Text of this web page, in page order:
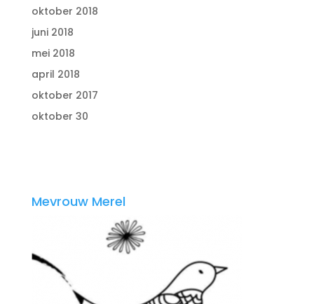
oktober 2018
juni 2018
mei 2018
april 2018
oktober 2017
oktober 30
Mevrouw Merel